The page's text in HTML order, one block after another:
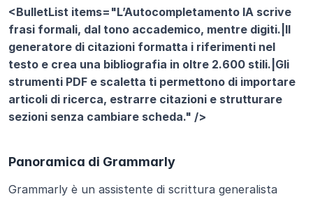
<BulletList items="L’Autocompletamento IA scrive
frasi formali, dal tono accademico, mentre digiti.|Il
generatore di citazioni formatta i riferimenti nel
testo e crea una bibliografia in oltre 2.600 stili.|Gli
strumenti PDF e scaletta ti permettono di importare
articoli di ricerca, estrarre citazioni e strutturare
sezioni senza cambiare scheda." />
Panoramica di Grammarly
Grammarly è un assistente di scrittura generalista